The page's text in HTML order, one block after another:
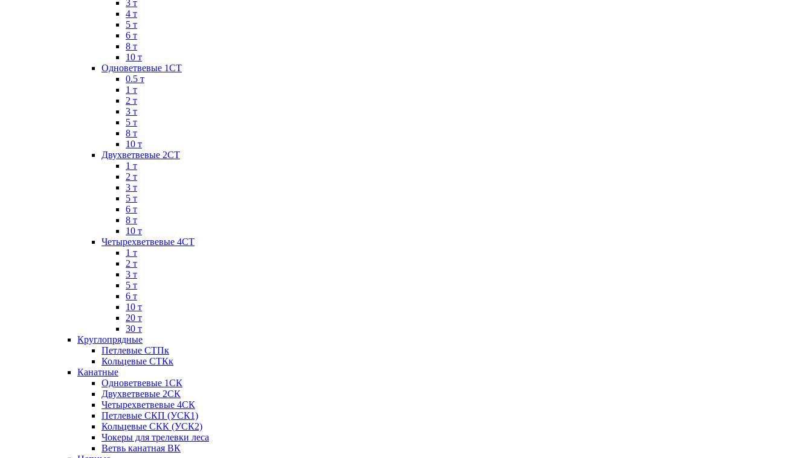
3 т
4 т
5 т
6 т
8 т
10 т
Одноветвевые 1СТ
0.5 т
1 т
2 т
3 т
5 т
8 т
10 т
Двухветвевые 2СТ
1 т
2 т
3 т
5 т
6 т
8 т
10 т
Четырехветвевые 4СТ
1 т
2 т
3 т
5 т
6 т
10 т
20 т
30 т
Круглопрядные
Петлевые СТПк
Кольцевые СТКк
Канатные
Одноветвевые 1СК
Двухветвевые 2СК
Четырехветвевые 4СК
Петлевые СКП (УСК1)
Кольцевые СКК (УСК2)
Чокеры для трелевки леса
Ветвь канатная ВК